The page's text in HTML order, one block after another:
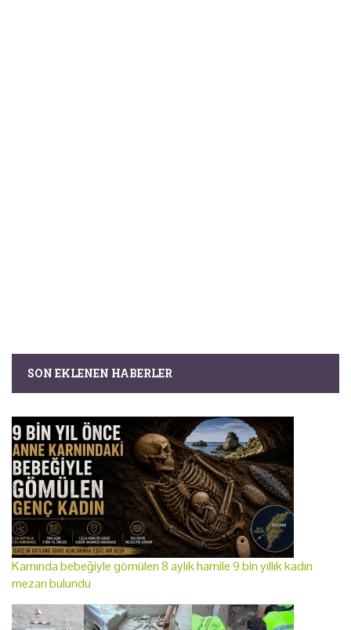
SON EKLENEN HABERLER
Karnında bebeğiyle gömülen 8 aylık hamile 9 bin yıllık kadın
mezarı bulundu